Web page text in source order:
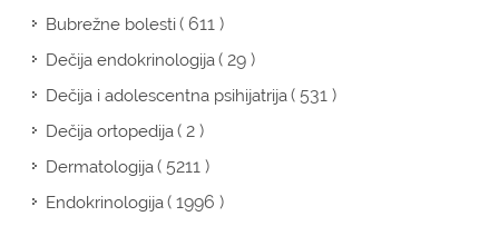
Bubrežne bolesti( 611 )
Dečija endokrinologija( 29 )
Dečija i adolescentna psihijatrija( 531 )
Dečija ortopedija( 2 )
Dermatologija( 5211 )
Endokrinologija( 1996 )